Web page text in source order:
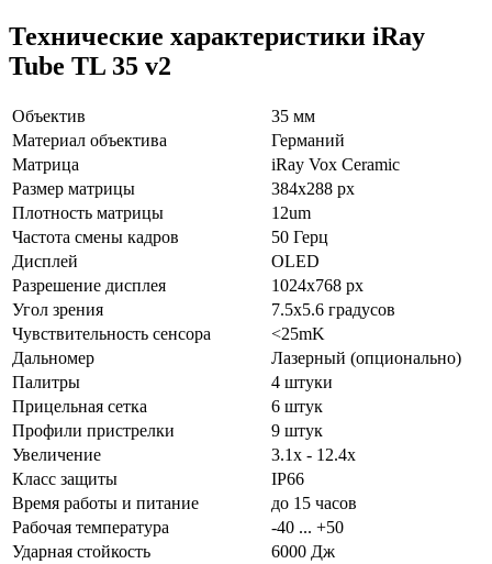
Технические характеристики iRay
Tube TL 35 v2
Объектив
35 мм
Материал объектива
Германий
Матрица
iRay Vox Ceramic
Размер матрицы
384x288 px
Плотность матрицы
12um
Частота смены кадров
50 Герц
Дисплей
OLED
Разрешение дисплея
1024x768 px
Угол зрения
7.5x5.6 градусов
Чувствительность сенсора
<25mK
Дальномер
Лазерный (опционально)
Палитры
4 штуки
Прицельная сетка
6 штук
Профили пристрелки
9 штук
Увеличение
3.1x - 12.4x
Класс защиты
IP66
Время работы и питание
до 15 часов
Рабочая температура
-40 ... +50
Ударная стойкость
6000 Дж